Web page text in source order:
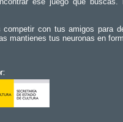
competir con tus amigos para
mantienes tus neuronas en